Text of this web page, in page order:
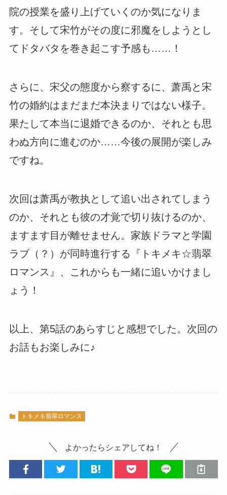
院の授業を盛り上げていくのか気になりま
す。そして宋竹がその度に邪魔をしようとし
てドタバタを巻き起こす予感も……！
さらに、宋父の態度から察するに、萧禹と宋
竹の婚約はまだまだ本決まりではない様子。
果たして本当に退婚できるのか、それとも思
わぬ方向に進むのか……今後の展開が楽しみ
ですね。
次回は萧禹が教执として追い出されてしまう
のか、それとも彼の才覚で切り抜けるのか、
ますます目が離せません。家族ドラマと学園
ラブ（？）が同時進行する『トキメキ☆翡翠
ロマンス』、これからも一緒に追いかけまし
ょう！
以上、第5話のあらすじと感想でした。次回の
お話もお楽しみに♪
トキメキ翡翠ロマンス
よかったらシェアしてね！